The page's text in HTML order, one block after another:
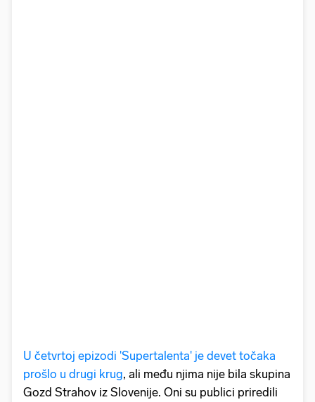
U četvrtoj epizodi 'Supertalenta' je devet točaka
prošlo u drugi krug, ali među njima nije bila skupina
Gozd Strahov iz Slovenije. Oni su publici priredili